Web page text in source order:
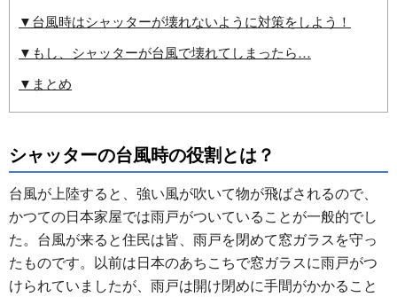
▼台風時はシャッターが壊れないように対策をしよう！
▼もし、シャッターが台風で壊れてしまったら…
▼まとめ
シャッターの台風時の役割とは？
台風が上陸すると、強い風が吹いて物が飛ばされるので、
かつての日本家屋では雨戸がついていることが一般的でし
た。台風が来ると住民は皆、雨戸を閉めて窓ガラスを守っ
たものです。以前は日本のあちこちで窓ガラスに雨戸がつ
けられていましたが、雨戸は開け閉めに手間がかかること